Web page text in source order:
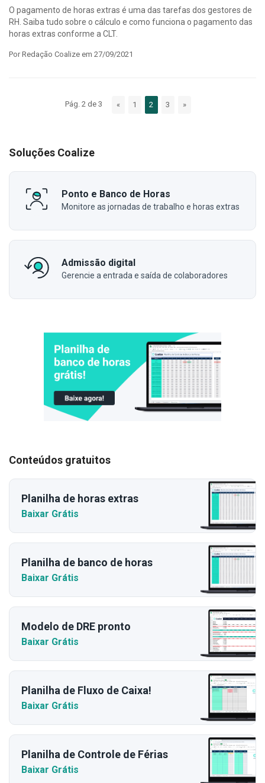
O pagamento de horas extras é uma das tarefas dos gestores de
RH. Saiba tudo sobre o cálculo e como funciona o pagamento das
horas extras conforme a CLT.
Por Redação Coalize em 27/09/2021
Pág. 2 de 3 « 1 2 3 »
Soluções Coalize
Ponto e Banco de Horas
Monitore as jornadas de trabalho e horas extras
Admissão digital
Gerencie a entrada e saída de colaboradores
Conteúdos gratuitos
Planilha de horas extras
Baixar Grátis
Planilha de banco de horas
Baixar Grátis
Modelo de DRE pronto
Baixar Grátis
Planilha de Fluxo de Caixa!
Baixar Grátis
Planilha de Controle de Férias
Baixar Grátis